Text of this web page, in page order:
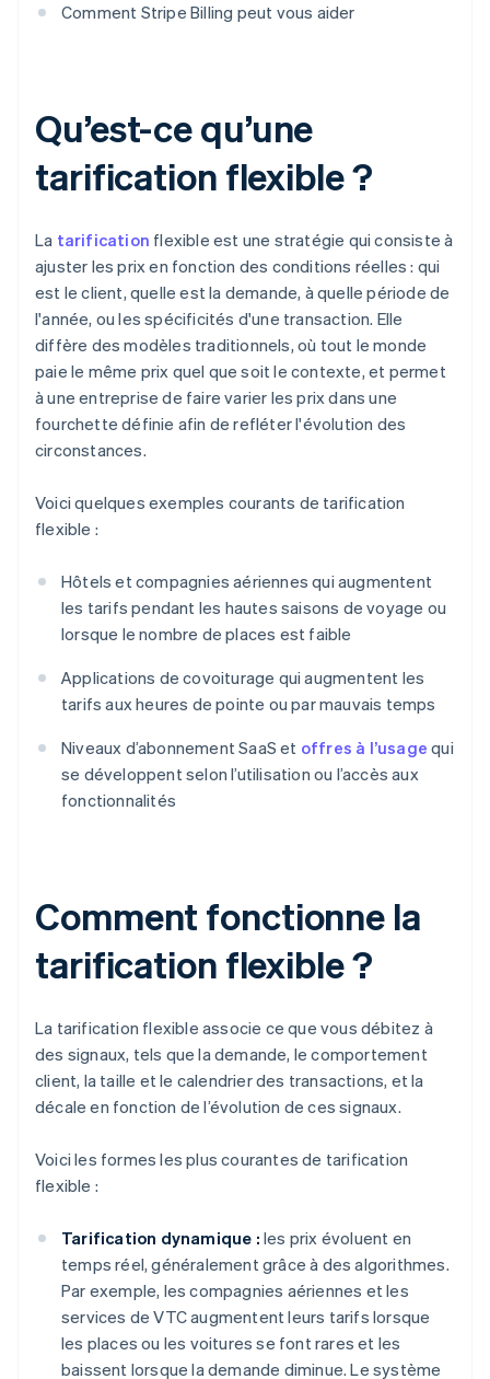
Comment Stripe Billing peut vous aider
Qu’est-ce qu’une
tarification flexible ?
La tarification flexible est une stratégie qui consiste à
ajuster les prix en fonction des conditions réelles : qui
est le client, quelle est la demande, à quelle période de
l'année, ou les spécificités d'une transaction. Elle
diffère des modèles traditionnels, où tout le monde
paie le même prix quel que soit le contexte, et permet
à une entreprise de faire varier les prix dans une
fourchette définie afin de refléter l'évolution des
circonstances.
Voici quelques exemples courants de tarification
flexible :
Hôtels et compagnies aériennes qui augmentent
les tarifs pendant les hautes saisons de voyage ou
lorsque le nombre de places est faible
Applications de covoiturage qui augmentent les
tarifs aux heures de pointe ou par mauvais temps
Niveaux d’abonnement SaaS et offres à l’usage qui
se développent selon l’utilisation ou l’accès aux
fonctionnalités
Comment fonctionne la
tarification flexible ?
La tarification flexible associe ce que vous débitez à
des signaux, tels que la demande, le comportement
client, la taille et le calendrier des transactions, et la
décale en fonction de l’évolution de ces signaux.
Voici les formes les plus courantes de tarification
flexible :
Tarification dynamique : les prix évoluent en
temps réel, généralement grâce à des algorithmes.
Par exemple, les compagnies aériennes et les
services de VTC augmentent leurs tarifs lorsque
les places ou les voitures se font rares et les
baissent lorsque la demande diminue. Le système